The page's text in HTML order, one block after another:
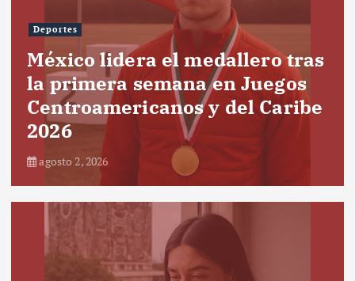
Deportes
México lidera el medallero tras
la primera semana en Juegos
Centroamericanos y del Caribe
2026
agosto 2, 2026